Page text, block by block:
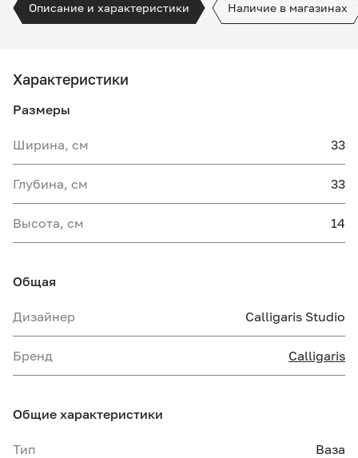
Описание и характеристики Наличие в магазинах
Характеристики
Размеры
Ширина, см 33
Глубина, см 33
Высота, см 14
Общая
Дизайнер Calligaris Studio
Бренд Calligaris
Общие характеристики
Тип Ваза